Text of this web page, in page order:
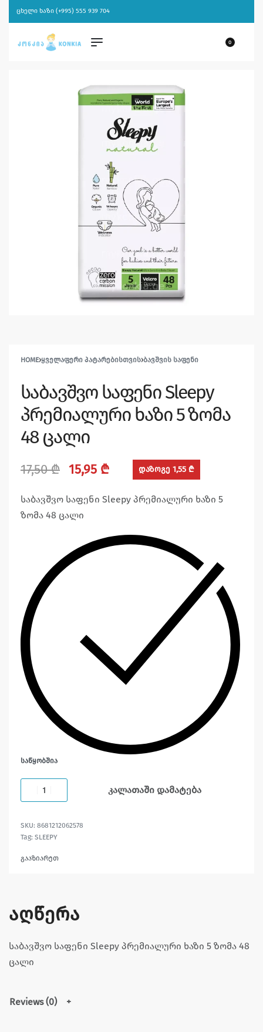
ცხელი ხაზი (+995) 555 939 704
0
HOME›ᲧᲕᲔᲚᲐᲤᲔᲠᲘ ᲞᲐᲢᲐᲠᲔᲑᲘᲡᲗᲕᲘᲡ›ᲑᲐᲕᲨᲕᲘᲡ ᲡᲐᲤᲔᲜᲘ
საბავშვო საფენი Sleepy
პრემიალური ხაზი 5 ზომა
48 ცალი
17,50₾ 15,95 ₾ დაზოგე 1,55 ₾
საბავშვო საფენი Sleepy პრემიალური ხაზი 5
ზომა 48 ცალი
ᲡᲐᲬᲧᲝᲑᲨᲘᲐ
კალათაში დამატება
8681212062578
Tag: SLEEPY
გააზიარეთ
აღწერა
საბავშვო საფენი Sleepy პრემიალური ხაზი 5 ზომა 48
ცალი
Reviews (0)